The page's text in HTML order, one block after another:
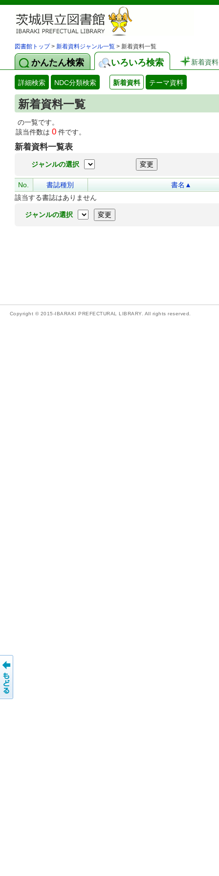
図書館トップ> 新着資料ジャンル一覧 > 新着資料一覧
かんたん検索 いろいろ検索 新着資料
詳細検索 NDC分類検索 新着資料 テーマ資料
新着資料一覧
の一覧です。
該当件数は 0 件です。
新着資料一覧表
ジャンルの選択
No. 書誌種別
書名▲
該当する書誌はありません
ジャンルの選択
Copyright © 2015-IBARAKI PREFECTURAL LIBRARY. All rights reserved.